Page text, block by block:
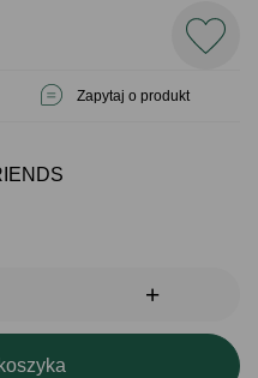
Zapytaj o produkt
+